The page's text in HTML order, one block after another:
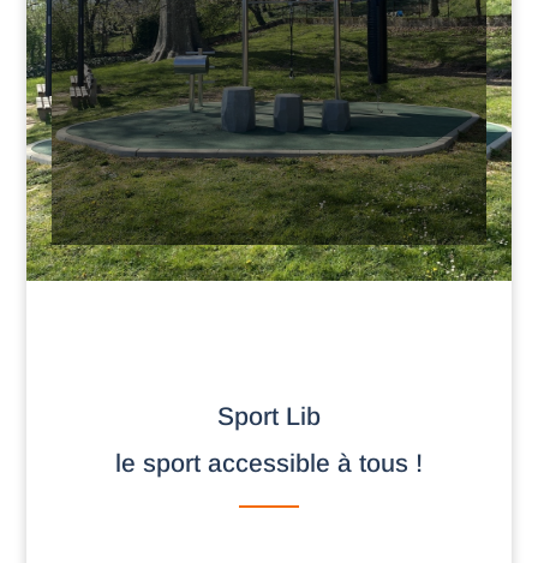
Sport Lib
le sport accessible à tous !